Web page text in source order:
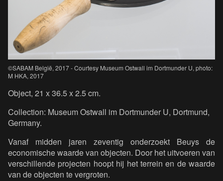
©SABAM België, 2017 - Courtesy Museum Ostwall im Dortmunder U, photo:
M HKA, 2017
Object, 21 x 36.5 x 2.5 cm.
Collection: Museum Ostwall im Dortmunder U, Dortmund,
Germany.
Vanaf midden jaren zeventig onderzoekt Beuys de
economische waarde van objecten. Door het uitvoeren van
verschillende projecten hoopt hij het terrein en de waarde
van de objecten te vergroten.